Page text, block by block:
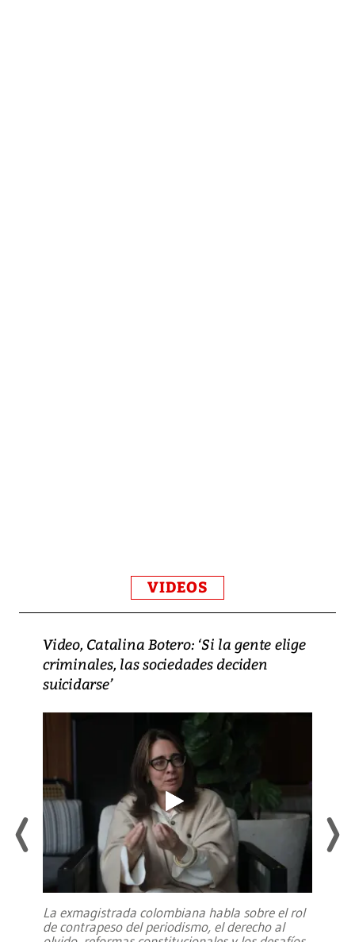
VIDEOS
Video, Catalina Botero: ‘Si la gente elige
criminales, las sociedades deciden
suicidarse’
La exmagistrada colombiana habla sobre el rol
de contrapeso del periodismo, el derecho al